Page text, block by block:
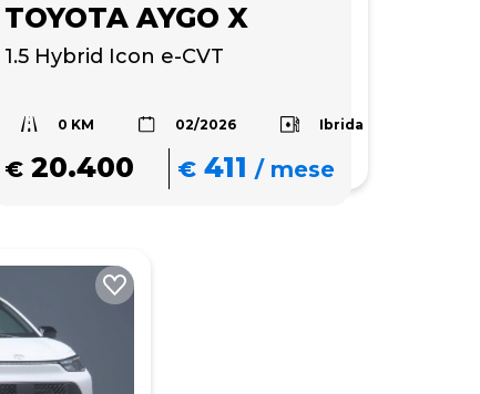
TOYOTA AYGO X
1.5 Hybrid Icon e-CVT
0 KM 02/2026 Ibrida
€ 20.400 € 411 / mese